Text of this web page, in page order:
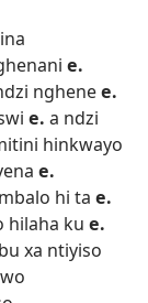
e.
nghenee.
e. a ndzi
hinkwayo
e.
hi ta e.
hilaha ku e.
xa ntiyiso